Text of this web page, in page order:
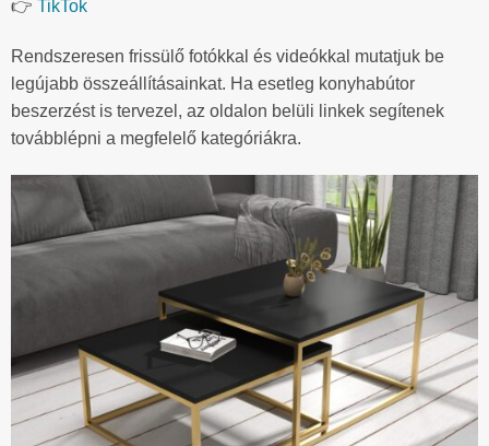
👉 TikTok
Rendszeresen frissülő fotókkal és videókkal mutatjuk be
legújabb összeállításainkat. Ha esetleg konyhabútor
beszerzést is tervezel, az oldalon belüli linkek segítenek
továbblépni a megfelelő kategóriákra.